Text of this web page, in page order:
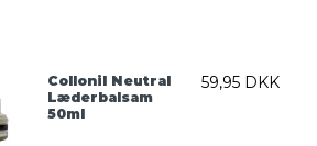
Collonil Neutral
Læderbalsam
50ml
59,95 DKK